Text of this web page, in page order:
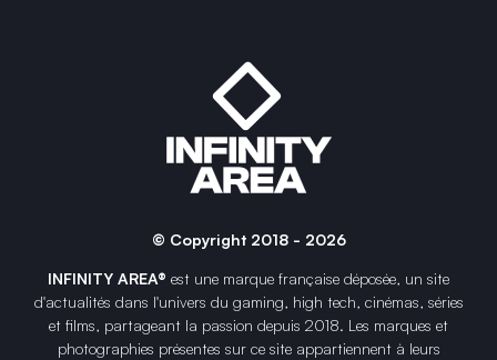
© Copyright 2018 - 2026
INFINITY AREA® est une marque française déposée, un site
d'actualités dans l'univers du gaming, high tech, cinémas, séries
et films, partageant la passion depuis 2018. Les marques et
photographies présentes sur ce site appartiennent à leurs